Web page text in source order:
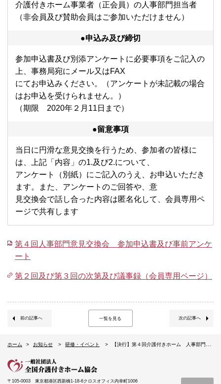
介護付きホーム事業者（正会員）の人事部門担当者
（非会員及び賛助会員はご参加いただけません）
●申込み及び締切
参加申込書及び別添アンケートに必要事項をご記⼊の
上、事務局宛にメール⼜はFAX
にてお申込みください。（アンケートが未記載の場合
はお申込を受けられません。）
（期限 2020年２月11日まで）
●留意事項
当⽇に円滑な意⾒交換を⾏うため、参加者の皆様に
は、上記「内容」の1.及び2.について、
アンケート（別紙）にご記⼊のうえ、お申込いただき
ます。また、アンケートのご回答や、意
⾒交換会で話し合った内容は匿名化して、会員専⽤ペ
ージで共有します
第４回人事部門意見交換会 参加申込書及び事前アンケ
ート
第２回及び第３回の次第及び議事録（会員専用ページ）
前の記事へ 一覧を見る 次の記事へ
ホーム お知らせ 研修・イベント 【決行】第４回介護付きホーム 人事部門意見交換会（2/18）
〒105-0003 東京都港区西新橋1-18-6クロスオフィス内幸町1006